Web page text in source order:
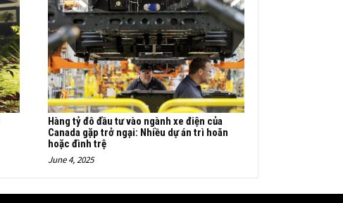
Hàng tỷ đô đầu tư vào ngành xe điện của
Canada gặp trở ngại: Nhiều dự án trì hoãn
hoặc đình trệ
June 4, 2025